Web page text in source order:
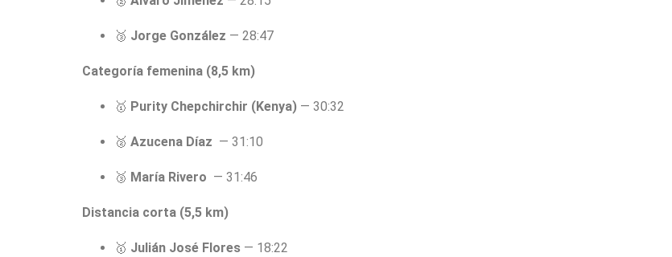
🥉 Jorge González — 28:47
Categoría femenina (8,5 km)
🥇 Purity Chepchirchir (Kenya) — 30:32
🥈 Azucena Díaz — 31:10
🥉 María Rivero — 31:46
Distancia corta (5,5 km)
🥇 Julián José Flores — 18:22